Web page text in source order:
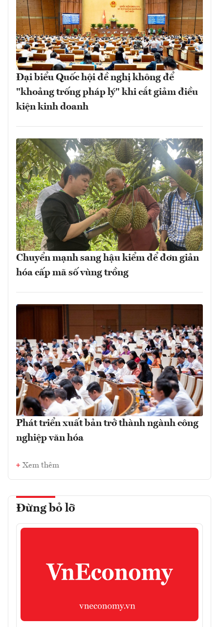
Đại biểu Quốc hội đề nghị không để
"khoảng trống pháp lý" khi cắt giảm điều
kiện kinh doanh
Chuyển mạnh sang hậu kiểm để đơn giản
hóa cấp mã số vùng trồng
Phát triển xuất bản trở thành ngành công
nghiệp văn hóa
Xem thêm
Đừng bỏ lỡ